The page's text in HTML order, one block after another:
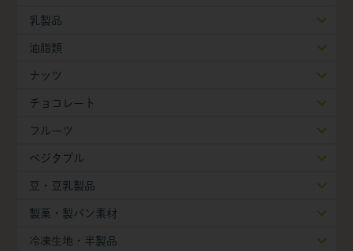
乳製品
油脂類
ナッツ
チョコレート
フルーツ
ベジタブル
豆・豆乳製品
製菓・製パン素材
冷凍生地・半製品